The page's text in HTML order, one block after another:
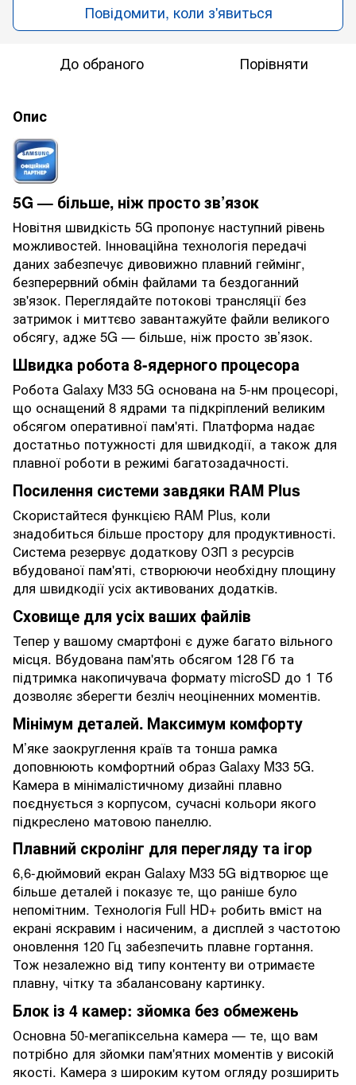
Повідомити, коли з'явиться
До обраного Порівняти
Опис
5G — більше, ніж просто зв’язок
Новітня швидкість 5G пропонує наступний рівень
можливостей. Інноваційна технологія передачі
даних забезпечує дивовижно плавний геймінг,
безперервний обмін файлами та бездоганний
зв'язок. Переглядайте потокові трансляції без
затримок і миттєво завантажуйте файли великого
обсягу, адже 5G — більше, ніж просто зв’язок.
Швидка робота 8-ядерного процесора
Робота Galaxy M33 5G основана на 5-нм процесорі,
що оснащений 8 ядрами та підкріплений великим
обсягом оперативної пам'яті. Платформа надає
достатньо потужності для швидкодії, а також для
плавної роботи в режимі багатозадачності.
Посилення системи завдяки RAM Plus
Скористайтеся функцією RAM Plus, коли
знадобиться більше простору для продуктивності.
Система резервує додаткову ОЗП з ресурсів
вбудованої пам'яті, створюючи необхідну площину
для швидкодії усіх активованих додатків.
Сховище для усіх ваших файлів
Тепер у вашому смартфоні є дуже багато вільного
місця. Вбудована пам'ять обсягом 128 Гб та
підтримка накопичувача формату microSD до 1 Тб
дозволяє зберегти безліч неоціненних моментів.
Мінімум деталей. Максимум комфорту
М’яке заокруглення країв та тонша рамка
доповнюють комфортний образ Galaxy M33 5G.
Камера в мінімалістичному дизайні плавно
поєднується з корпусом, сучасні кольори якого
підкреслено матовою панеллю.
Плавний скролінг для перегляду та ігор
6,6-дюймовий екран Galaxy M33 5G відтворює ще
більше деталей і показує те, що раніше було
непомітним. Технологія Full HD+ робить вміст на
екрані яскравим і насиченим, а дисплей з частотою
оновлення 120 Гц забезпечить плавне гортання.
Тож незалежно від типу контенту ви отримаєте
плавну, чітку та збалансовану картинку.
Блок із 4 камер: зйомка без обмежень
Основна 50-мегапіксельна камера — те, що вам
потрібно для зйомки пам'ятних моментів у високій
якості. Камера з широким кутом огляду розширить